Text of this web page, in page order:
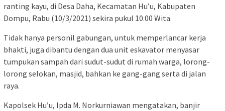
ranting kayu, di Desa Daha, Kecamatan Hu’u, Kabupaten
Dompu, Rabu (10/3/2021) sekira pukul 10.00 Wita.
Tidak hanya personil gabungan, untuk memperlancar kerja
bhakti, juga dibantu dengan dua unit eskavator menyasar
tumpukan sampah dari sudut-sudut di rumah warga, lorong-
lorong selokan, masjid, bahkan ke gang-gang serta di jalan
raya.
Kapolsek Hu’u, Ipda M. Norkurniawan mengatakan, banjir